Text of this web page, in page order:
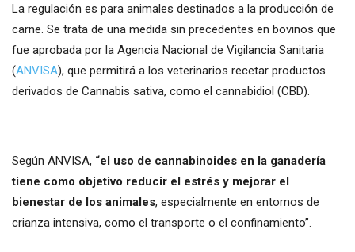
La regulación es para animales destinados a la producción de
carne. Se trata de una medida sin precedentes en bovinos que
fue aprobada por la Agencia Nacional de Vigilancia Sanitaria
(ANVISA), que permitirá a los veterinarios recetar productos
derivados de Cannabis sativa, como el cannabidiol (CBD).
Según ANVISA, “el uso de cannabinoides en la ganadería
tiene como objetivo reducir el estrés y mejorar el
bienestar de los animales, especialmente en entornos de
crianza intensiva, como el transporte o el confinamiento”.